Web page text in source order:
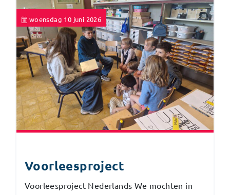
woensdag 10 juni 2026
Voorleesproject
Voorleesproject Nederlands We mochten in